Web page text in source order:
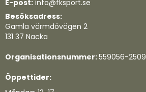
E-post: info@fksport.se
Besöksadress:
Gamla värmdövägen 2
131 37 Nacka
Organisationsnummer:559056-2509
Öppettider: